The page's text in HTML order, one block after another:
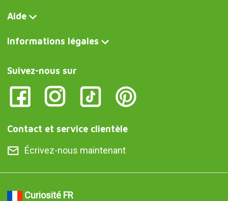
Aide
Informations légales
Suivez-nous sur
Contact et service clientèle
Écrivez-nous maintenant
Curiosité FR